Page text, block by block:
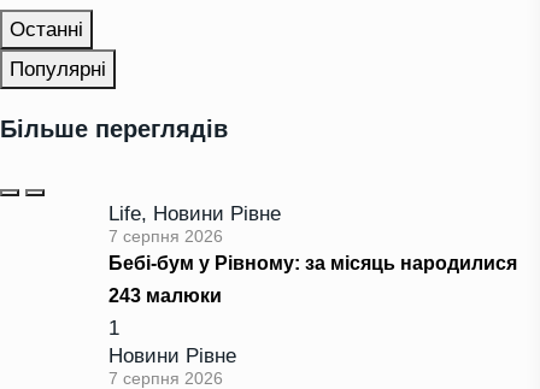
Останні
Популярні
Більше переглядів
Life, Новини Рівне
7 серпня 2026
Бебі-бум у Рівному: за місяць народилися
243 малюки
1
Новини Рівне
7 серпня 2026